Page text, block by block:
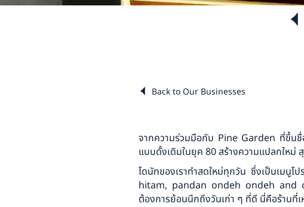
Back to Our Businesses
จากความร่วมมือกับ Pine Garden ที่ขึ้นชื่
แบบดั้งเดิมในยุค 80 สร้างความแปลกใหม่
โดนัทของเราทำสดใหม่ทุกวัน ซึ่งเป็นเ
hitam, pandan ondeh ondeh and
ต้องการย้อนนึกถึงวันเก่า ๆ ที่ดี นี่คือร้านที่เ